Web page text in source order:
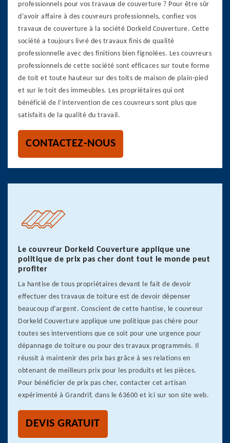
professionnels pour vos travaux de couverture ? Pour être sûr
d’avoir affaire à des couvreurs professionnels, confiez vos
travaux de couverture à la société Dorkeld Couverture. Cette
société a toujours livré des travaux finis de qualité
professionnelle avec des finitions bien fignolées. Les couvreurs
professionnels de cette société sont efficaces sur toute forme
de toit et toute hauteur sur des toits de maison de plain-pied
et sur le toit des immeubles. Les propriétaires qui ont
bénéficié de l’intervention de ces couvreurs sont plus que
satisfaits de la qualité du travail.
CONTACTEZ-NOUS
Le couvreur Dorkeld Couverture applique une
politique de prix pas cher dont tout le monde peut
profiter
La hantise de tous propriétaires devant le fait de devoir
effectuer des travaux de toiture est de devoir dépenser
beaucoup d’argent. Conscient de cette hantise, le couvreur
Dorkeld Couverture applique une politique pas chère pour
toutes ses interventions que ce soit pour une urgence pour
dépannage de toiture ou pour des travaux programmés. Il
réussit à maintenir des prix bas grâce à ses relations en
obtenant de meilleurs prix pour les produits et les pièces.
Pour bénéficier de prix pas cher, contacter cet artisan
expérimenté à Grandrif, dans le 63600 et ici sur son site web.
DEVIS GRATUIT